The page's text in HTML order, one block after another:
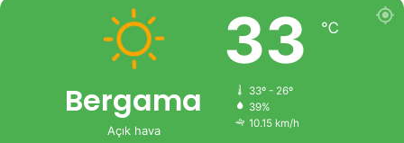
Bergama
Açık hava
33 ℃
33º - 26º
39%
10.15 km/h